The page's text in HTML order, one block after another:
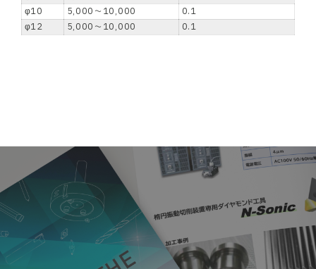
φ10
5,000～10,000
0.1
φ12
5,000～10,000 0.1